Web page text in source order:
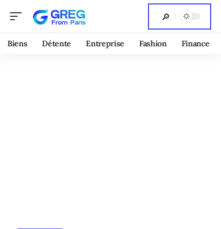
Biens Détente Entreprise Fashion Finance